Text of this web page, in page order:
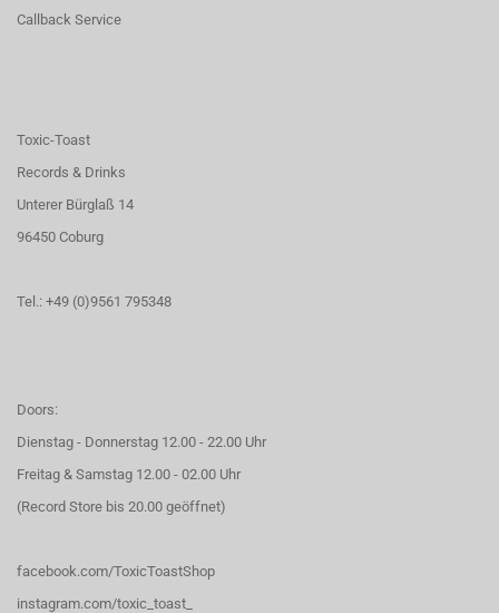
Callback Service
Toxic-Toast
Records & Drinks
Unterer Bürglaß 14
96450 Coburg
Tel.: +49 (0)9561 795348
Doors:
Dienstag - Donnerstag 12.00 - 22.00 Uhr
Freitag & Samstag 12.00 - 02.00 Uhr
(Record Store bis 20.00 geöffnet)
facebook.com/ToxicToastShop
instagram.com/toxic_toast_